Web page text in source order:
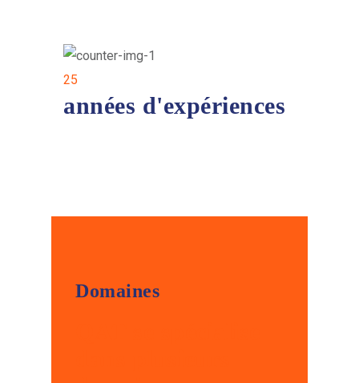
25
années d'expériences
Domaines